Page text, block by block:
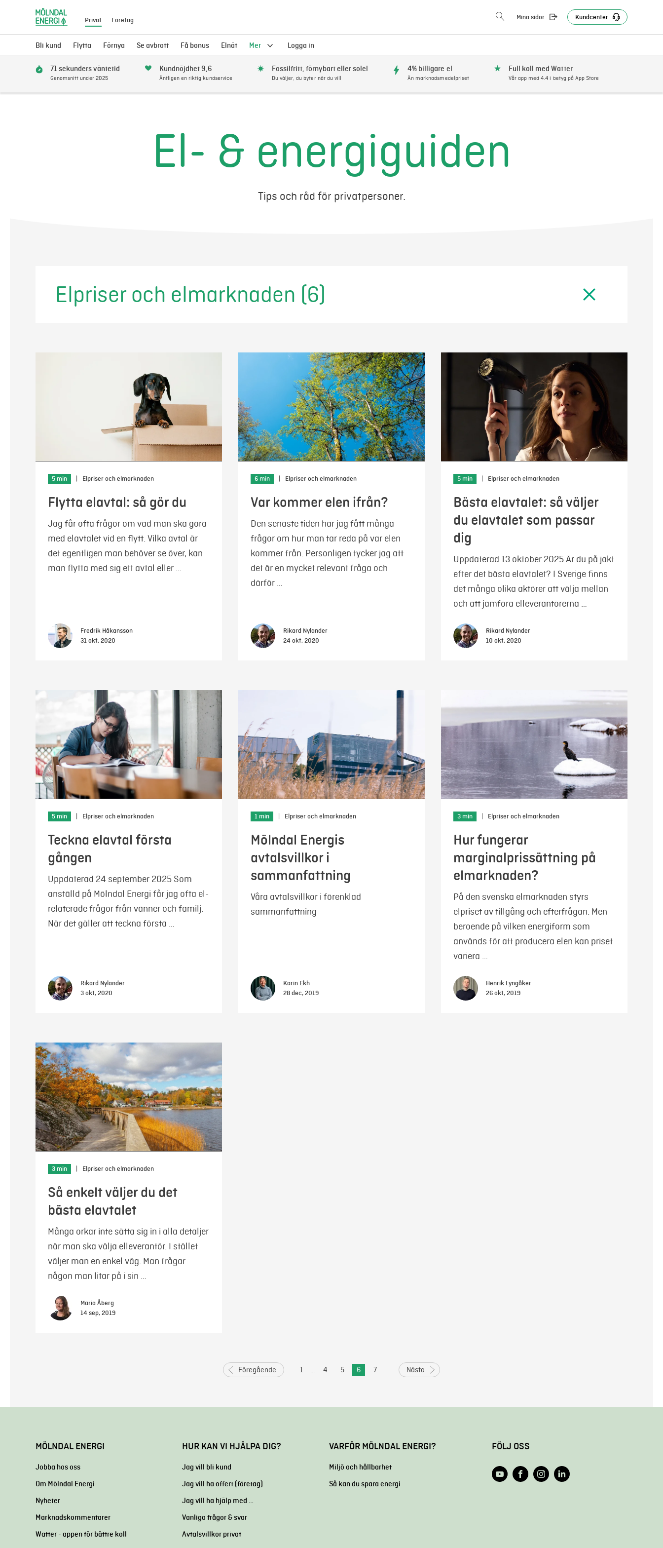
Privat Företag Mina sidor Kundcenter
Bli kund Flytta Förnya Se avbrott Få bonus Elnät Mer Logga in
71 sekunders väntetid
Genomsnitt under 2025
Kundnöjdhet 9,6
Äntligen en riktig kundservice
Fossilfritt, förnybart eller solel
Du väljer, du byter när du vill
4% billigare el
Än marknadsmedelpriset
Full koll med Watter
Vår app med 4.4 i betyg på App Store
El- & energiguiden
Tips och råd för privatpersoner.
Elpriser och elmarknaden (6)
5 min Elpriser och elmarknaden
Flytta elavtal: så gör du
Jag får ofta frågor om vad man ska göra
med elavtalet vid en flytt. Vilka avtal är
det egentligen man behöver se över, kan
man flytta med sig ett avtal eller …
Fredrik Håkansson
31 okt, 2020
6 min Elpriser och elmarknaden
Var kommer elen ifrån?
Den senaste tiden har jag fått många
frågor om hur man tar reda på var elen
kommer från. Personligen tycker jag att
det är en mycket relevant fråga och
därför …
Rikard Nylander
24 okt, 2020
5 min Elpriser och elmarknaden
Bästa elavtalet: så väljer
du elavtalet som passar
dig
Uppdaterad 13 oktober 2025 Är du på jakt
efter det bästa elavtalet? I Sverige finns
det många olika aktörer att välja mellan
och att jämföra elleverantörerna …
Rikard Nylander
10 okt, 2020
5 min Elpriser och elmarknaden
Teckna elavtal första
gången
Uppdaterad 24 september 2025 Som
anställd på Mölndal Energi får jag ofta el-
relaterade frågor från vänner och familj.
När det gäller att teckna första …
Rikard Nylander
3 okt, 2020
1 min Elpriser och elmarknaden
Mölndal Energis
avtalsvillkor i
sammanfattning
Våra avtalsvillkor i förenklad
sammanfattning
Karin Ekh
28 dec, 2019
3 min Elpriser och elmarknaden
Hur fungerar
marginalprissättning på
elmarknaden?
På den svenska elmarknaden styrs
elpriset av tillgång och efterfrågan. Men
beroende på vilken energiform som
används för att producera elen kan priset
variera …
Henrik Lyngåker
26 okt, 2019
3 min Elpriser och elmarknaden
Så enkelt väljer du det
bästa elavtalet
Många orkar inte sätta sig in i alla detaljer
när man ska välja elleverantör. I stället
väljer man en enkel väg. Man frågar
någon man litar på i sin …
Maria Åberg
14 sep, 2019
Föregående 1 4 5 6 7 Nästa
MÖLNDAL ENERGI
Jobba hos oss
Om Mölndal Energi
Nyheter
Marknadskommentarer
Watter - appen för bättre koll
HUR KAN VI HJÄLPA DIG?
Jag vill bli kund
Jag vill ha offert (företag)
Jag vill ha hjälp med …
Vanliga frågor & svar
Avtalsvillkor privat
VARFÖR MÖLNDAL ENERGI?
Miljö och hållbarhet
Så kan du spara energi
FÖLJ OSS